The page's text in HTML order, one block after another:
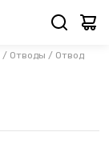
/ Отводы / Отвод